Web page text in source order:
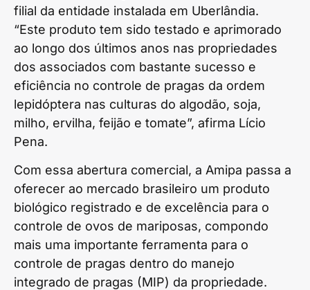
filial da entidade instalada em Uberlândia.
“Este produto tem sido testado e aprimorado
ao longo dos últimos anos nas propriedades
dos associados com bastante sucesso e
eficiência no controle de pragas da ordem
lepidóptera nas culturas do algodão, soja,
milho, ervilha, feijão e tomate”, afirma Lício
Pena.
Com essa abertura comercial, a Amipa passa a
oferecer ao mercado brasileiro um produto
biológico registrado e de excelência para o
controle de ovos de mariposas, compondo
mais uma importante ferramenta para o
controle de pragas dentro do manejo
integrado de pragas (MIP) da propriedade.